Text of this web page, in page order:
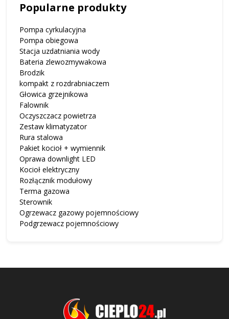
Popularne produkty
Pompa cyrkulacyjna
Pompa obiegowa
Stacja uzdatniania wody
Bateria zlewozmywakowa
Brodzik
kompakt z rozdrabniaczem
Głowica grzejnikowa
Falownik
Oczyszczacz powietrza
Zestaw klimatyzator
Rura stalowa
Pakiet kocioł + wymiennik
Oprawa downlight LED
Kocioł elektryczny
Rozłącznik modułowy
Terma gazowa
Sterownik
Ogrzewacz gazowy pojemnościowy
Podgrzewacz pojemnościowy